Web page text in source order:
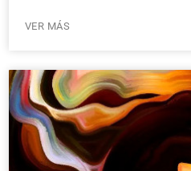
VER MÁS